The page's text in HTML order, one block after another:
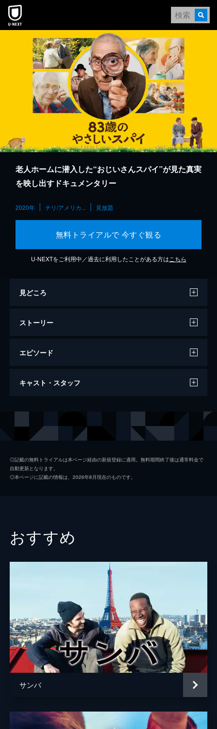
本文へスキップ
老人ホームに潜入した“おじいさんスパイ”が見た真実
を映し出すドキュメンタリー
2020年 チリ/アメリカ... 見放題
無料トライアルで 今すぐ観る
U-NEXTをご利用中／過去に利用したことがある方は こちら
見どころ
ストーリー
エピソード
83歳のやさしいスパイ
キャスト・スタッフ
◎記載の無料トライアルは本ページ経由の新規登録に適用。無料期間終了後は通常料金で
自動更新となります。
◎本ページに記載の情報は、2026年8月現在のものです。
おすすめ
サンバ